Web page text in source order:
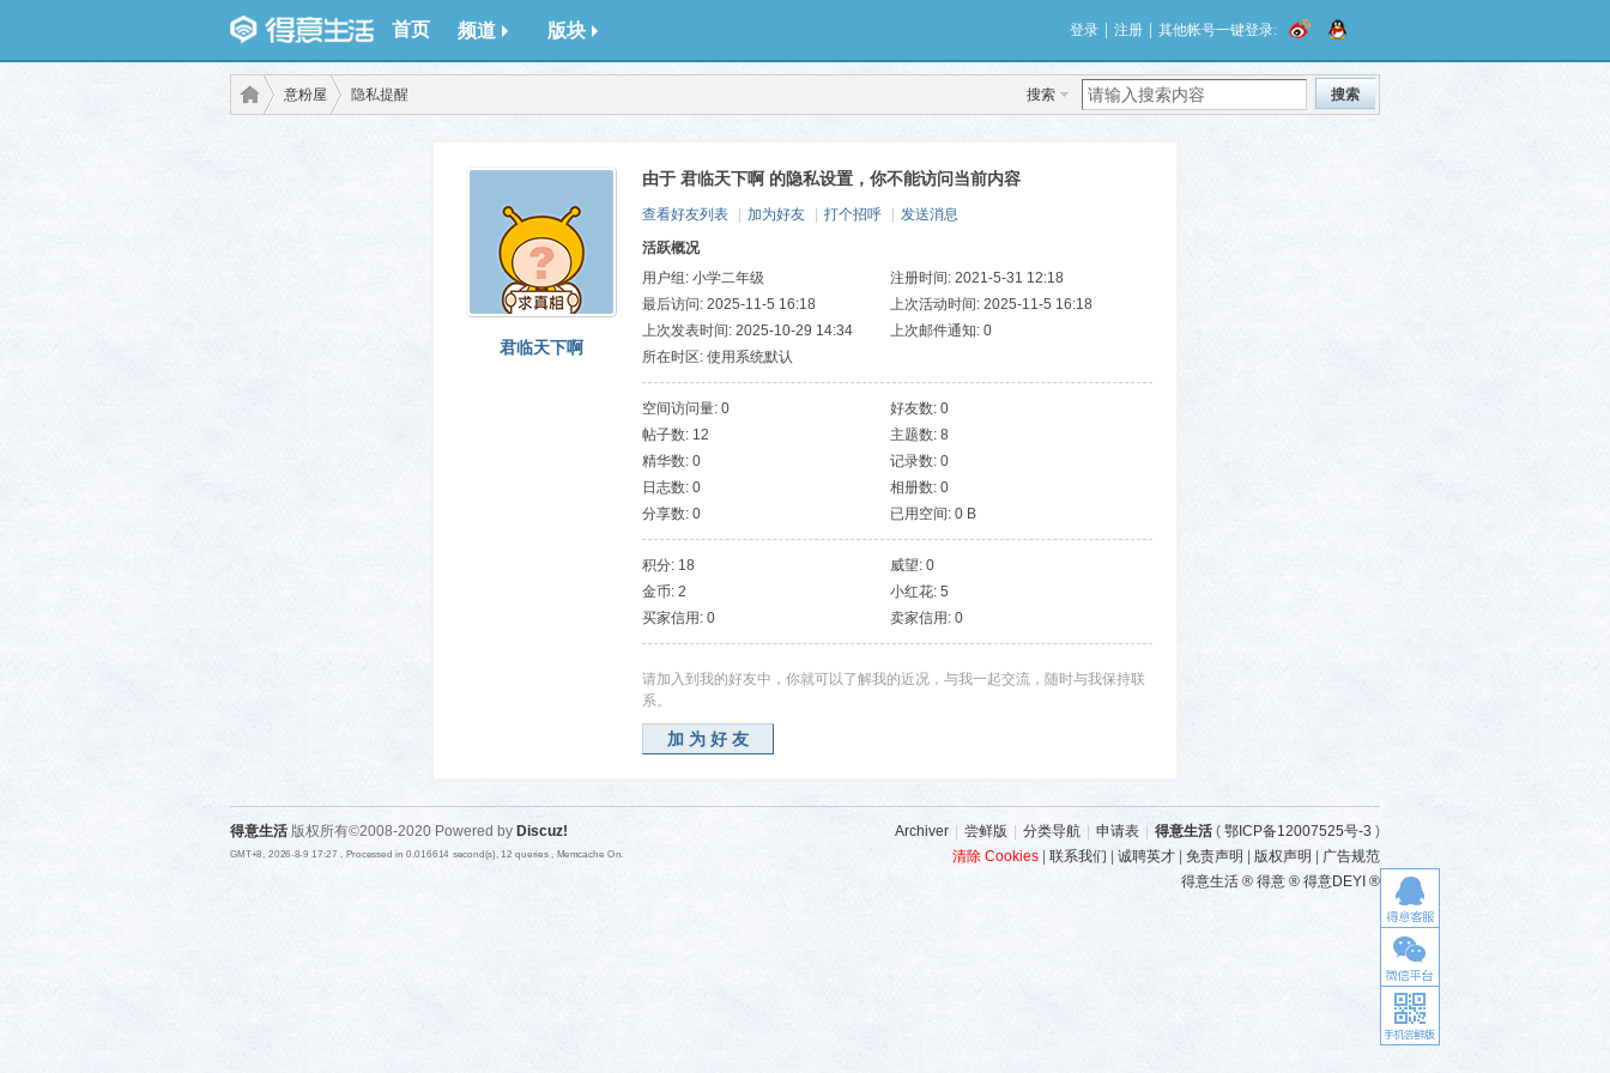
首页 频道 版块 登录 注册 其他帐号一键登录:
搜索 搜索
意粉屋 隐私提醒
君临天下啊
由于 君临天下啊 的隐私设置，你不能访问当前内容
查看好友列表 加为好友 打个招呼
发送消息
活跃概况
用户组: 小学二年级
注册时间: 2021-5-31 12:18
最后访问: 2025-11-5 16:18
上次活动时间: 2025-11-5 16:18
上次发表时间: 2025-10-29 14:34
上次邮件通知: 0
所在时区: 使用系统默认
空间访问量: 0
好友数: 0
帖子数: 12
主题数: 8
精华数: 0
记录数: 0
日志数: 0
相册数: 0
分享数: 0
已用空间: 0 B
积分: 18
威望: 0
金币: 2
小红花: 5
买家信用: 0
卖家信用: 0
请加入到我的好友中，你就可以了解我的近况，与我一起交流，随时与我保持联
系。
加为好友
Archiver 尝鲜版 分类导航 申请表 得意生活 ( 鄂ICP备12007525号-3 )
清除 Cookies
联系我们 诚聘英才 免责声明 版权声明
广告规范
得意生活 ® 得意 ® 得意DEYI ®
得意生活 版权所有©2008-2020 Powered by Discuz!
GMT+8, 2026-8-9 17:27 , Processed in 0.016614 second(s), 12 queries , Memcache On.